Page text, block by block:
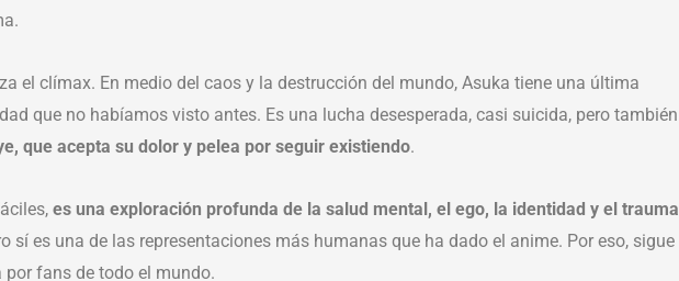
el clímax. En medio del caos y la destrucción del mundo, Asuka tiene una última
que no habíamos visto antes. Es una lucha desesperada, casi suicida, pero también
que acepta su dolor y pelea por seguir existiendo.
es una exploración profunda de la salud mental, el ego, la identidad y el trauma
sí es una de las representaciones más humanas que ha dado el anime. Por eso, sigue
fans de todo el mundo.